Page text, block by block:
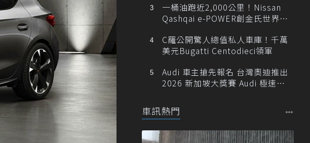
一桶油跑近2,000公里！Nissan
Qashqai e-POWER創金氏世界紀
C羅公開驚人總值私人車庫！千萬
美元Bugatti Centodieci領軍
Audi 車主搶先報名 台灣奧迪推出
2026 新加坡大獎賽 Audi 極速之
車訊熱門